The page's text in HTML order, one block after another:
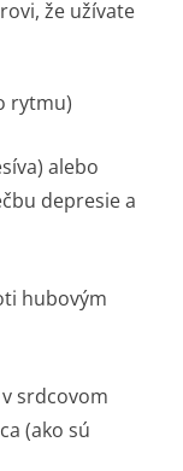
že užívate
rytmu)
alebo
depresie a
hubovým
srdcovom
(ako sú